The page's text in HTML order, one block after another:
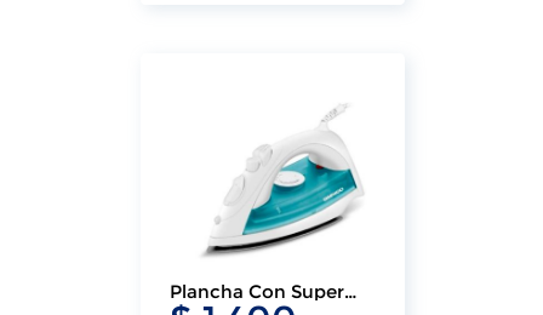
Plancha Con Super
Vapor (línea Hogar)